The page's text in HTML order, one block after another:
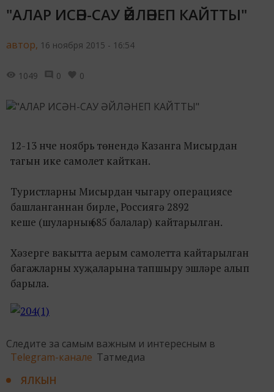
"АЛАР ИСӘН-САУ ӘЙЛӘНЕП КАЙТТЫ"
автор, 16 ноября 2015 - 16:54
1049 0 0
12-13 нче ноябрь төнендә Казанга Мисырдан
тагын ике самолет кайткан.
Туристларны Мисырдан чыгару операциясе
башланганнан бирле, Россиягә 2892
кеше (шуларның 685 балалар) кайтарылган.
Хәзерге вакытта аерым самолетта кайтарылган
багажларны хуҗаларына тапшыру эшләре алып
барыла.
Следите за самым важным и интересным в
Telegram-канале Татмедиа
ЯЛКЫН